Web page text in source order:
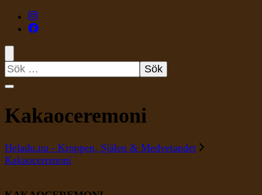
Sök
efter:
Kakaoceremoni
Heladu.nu - Kroppen, Själen & Medvetandet
Kakaoceremoni